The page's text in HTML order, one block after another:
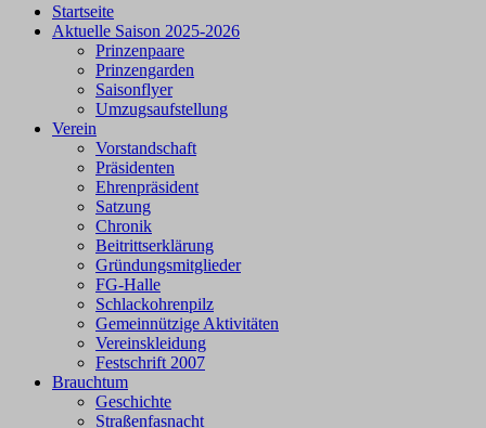
Startseite
Aktuelle Saison 2025-2026
Prinzenpaare
Prinzengarden
Saisonflyer
Umzugsaufstellung
Verein
Vorstandschaft
Präsidenten
Ehrenpräsident
Satzung
Chronik
Beitrittserklärung
Gründungsmitglieder
FG-Halle
Schlackohrenpilz
Gemeinnützige Aktivitäten
Vereinskleidung
Festschrift 2007
Brauchtum
Geschichte
Straßenfasnacht